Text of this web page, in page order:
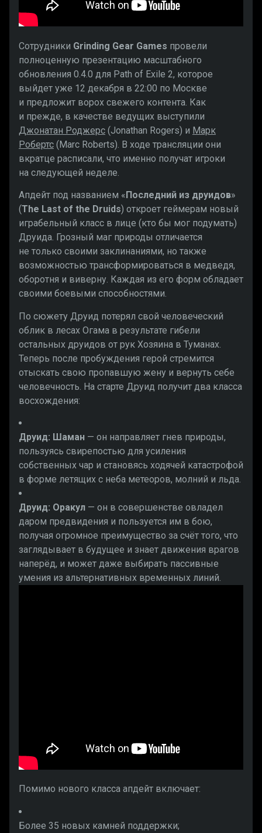
Сотрудники Grinding Gear Games провели
полноценную презентацию масштабного
обновления 0.4.0 для Path of Exile 2, которое
выйдет уже 12 декабря в 22:00 по Москве
и предложит ворох свежего контента. Как
и прежде, в качестве ведущих выступили
Джонатан Роджерс (Jonathan Rogers) и Марк
Робертс (Marc Roberts). В ходе трансляции они
вкратце расписали, что именно получат игроки
на следующей неделе.
Апдейт под названием « Последний из друидов»
(The Last of the Druids) откроет геймерам новый
играбельный класс в лице (кто бы мог подумать)
Друида. Грозный маг природы отличается
не только своими заклинаниями, но также
возможностью трансформироваться в медведя,
оборотня и виверну. Каждая из его форм обладает
своими боевыми способностями.
По сюжету Друид потерял свой человеческий
облик в лесах Огама в результате гибели
остальных друидов от рук Хозяина в Туманах.
Теперь после пробуждения герой стремится
отыскать свою пропавшую жену и вернуть себе
человечность. На старте Друид получит два класса
восхождения:
Друид: Шаман — он направляет гнев природы,
пользуясь свирепостью для усиления
собственных чар и становясь ходячей катастрофой
в форме летящих с неба метеоров, молний и льда.
Друид: Оракул — он в совершенстве овладел
даром предвидения и пользуется им в бою,
получая огромное преимущество за счёт того, что
заглядывает в будущее и знает движения врагов
наперёд, и может даже выбирать пассивные
умения из альтернативных временных линий.
Помимо нового класса апдейт включает:
Более 35 новых камней поддержки;